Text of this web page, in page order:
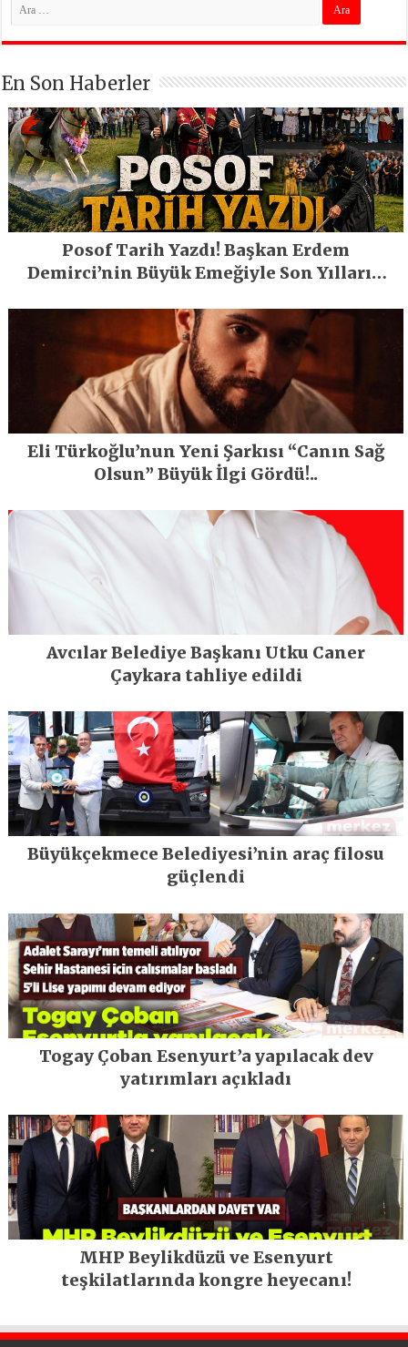
En Son Haberler
Posof Tarih Yazdı! Başkan Erdem
Demirci’nin Büyük Emeğiyle Son Yılların
Eli Türkoğlu’nun Yeni Şarkısı “Canın Sağ
Olsun” Büyük İlgi Gördü!..
Avcılar Belediye Başkanı Utku Caner
Çaykara tahliye edildi
Büyükçekmece Belediyesi’nin araç filosu
güçlendi
Togay Çoban Esenyurt’a yapılacak dev
yatırımları açıkladı
MHP Beylikdüzü ve Esenyurt
teşkilatlarında kongre heyecanı!